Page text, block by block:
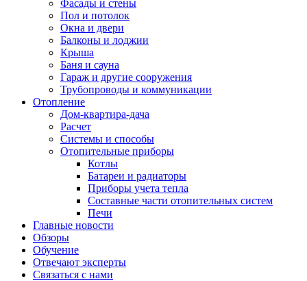
Фасады и стены
Пол и потолок
Окна и двери
Балконы и лоджии
Крыша
Баня и сауна
Гараж и другие сооружения
Трубопроводы и коммуникации
Отопление
Дом-квартира-дача
Расчет
Системы и способы
Отопительные приборы
Котлы
Батареи и радиаторы
Приборы учета тепла
Составные части отопительных систем
Печи
Главные новости
Обзоры
Обучение
Отвечают эксперты
Связаться с нами